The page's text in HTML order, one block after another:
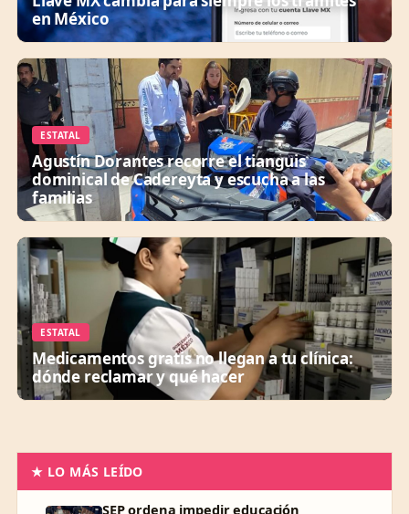
en México
ESTATAL
Agustín Dorantes recorre el tianguis
dominical de Cadereyta y escucha a las
familias
ESTATAL
Medicamentos gratis no llegan a tu clínica:
dónde reclamar y qué hacer
★ LO MÁS LEÍDO
SEP ordena impedir educación